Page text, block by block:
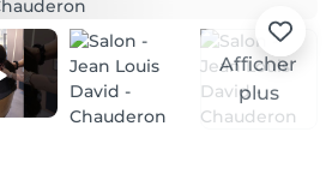
Afficher
plus